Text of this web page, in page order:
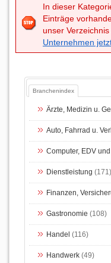
In dieser
Einträge
unser
Unternehmen
Branchenindex
Ärzte, Medizin u.
Auto, Fahrrad u.
Computer, EDV
Dienstleistung (171)
Finanzen,
Gastronomie (108)
Handel (116)
Handwerk (49)